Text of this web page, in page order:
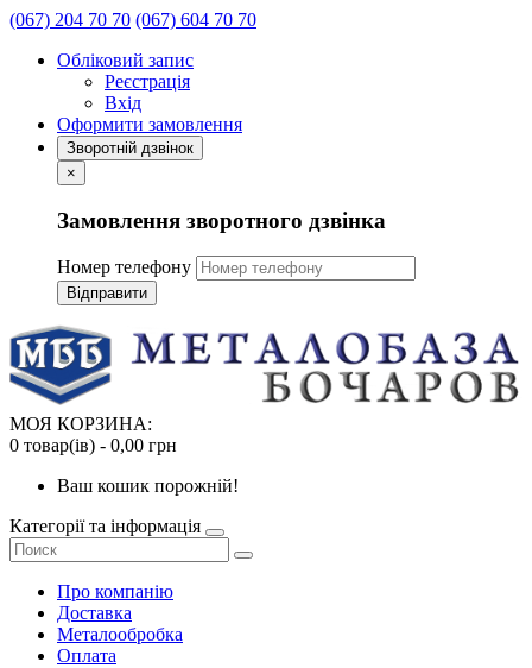
(067) 204 70 70 (067) 604 70 70
Обліковий запис
Реєстрація
Вхід
Оформити замовлення
Зворотній дзвінок
×
Замовлення зворотного дзвінка
Номер телефону
Відправити
МОЯ КОРЗИНА:
0 товар(ів) - 0,00 грн
Ваш кошик порожній!
Категорії та інформація
Про компанію
Доставка
Металообробка
Оплата